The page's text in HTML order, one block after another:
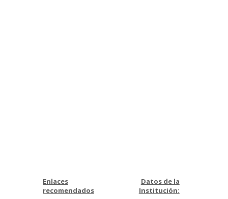
Enlaces
recomendados
Datos de la
Institución: